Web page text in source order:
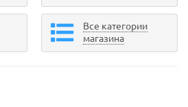
Все категории
магазина